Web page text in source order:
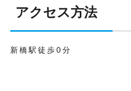
アクセス方法
新橋駅徒歩0分